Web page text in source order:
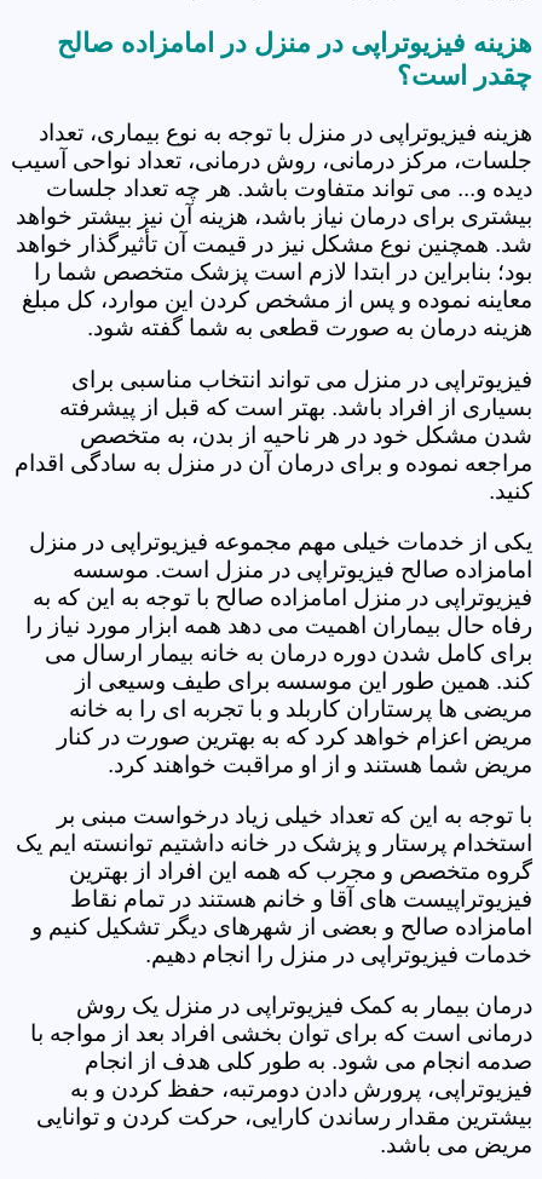
هزینه فیزیوتراپی در منزل در امامزاده صالح
چقدر است؟
هزینه فیزیوتراپی در منزل با توجه به نوع بیماری، تعداد
جلسات، مرکز درمانی، روش درمانی، تعداد نواحی آسیب
دیده و... می تواند متفاوت باشد. هر چه تعداد جلسات
بیشتری برای درمان نیاز باشد، هزینه آن نیز بیشتر خواهد
شد. همچنین نوع مشکل نیز در قیمت آن تأثیرگذار خواهد
بود؛ بنابراین در ابتدا لازم است پزشک متخصص شما را
معاینه نموده و پس از مشخص کردن این موارد، کل مبلغ
هزینه درمان به صورت قطعی به شما گفته شود.
فیزیوتراپی در منزل می تواند انتخاب مناسبی برای
بسیاری از افراد باشد. بهتر است که قبل از پیشرفته
شدن مشکل خود در هر ناحیه از بدن، به متخصص
مراجعه نموده و برای درمان آن در منزل به سادگی اقدام
کنید.
یکی از خدمات خیلی مهم مجموعه فیزیوتراپی در منزل
امامزاده صالح فیزیوتراپی در منزل است. موسسه
فیزیوتراپی در منزل امامزاده صالح با توجه به این که به
رفاه حال بیماران اهمیت می دهد همه ابزار مورد نیاز را
برای کامل شدن دوره درمان به خانه بیمار ارسال می
کند. همین طور این موسسه برای طیف وسیعی از
مریضی ها پرستاران کاربلد و با تجربه ای را به خانه
مریض اعزام خواهد کرد که به بهترین صورت در کنار
مریض شما هستند و از او مراقبت خواهند کرد.
با توجه به این که تعداد خیلی زیاد درخواست مبنی بر
استخدام پرستار و پزشک در خانه داشتیم توانسته ایم یک
گروه متخصص و مجرب که همه این افراد از بهترین
فیزیوتراپیست های آقا و خانم هستند در تمام نقاط
امامزاده صالح و بعضی از شهرهای دیگر تشکیل کنیم و
خدمات فیزیوتراپی در منزل را انجام دهیم.
درمان بیمار به کمک فیزیوتراپی در منزل یک روش
درمانی است که برای توان بخشی افراد بعد از مواجه با
صدمه انجام می شود. به طور کلی هدف از انجام
فیزیوتراپی، پرورش دادن دومرتبه، حفظ کردن و به
بیشترین مقدار رساندن کارایی، حرکت کردن و توانایی
مریض می باشد.